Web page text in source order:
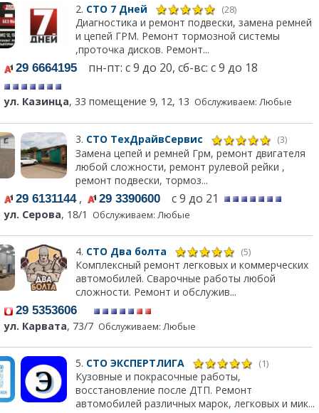
2. СТО 7 Дней (28)
Диагностика и ремонт подвески, замена ремней
и цепей ГРМ. Ремонт тормозной системы
,проточка дисков. Ремонт...
29 6664195 пн-пт: с 9 до 20, сб-вс: с 9 до 18
ул. Казинца, 33 помещение 9, 12, 13 Обслуживаем: Любые
3. СТО ТехДрайвСервис (3)
Замена цепей и ремней Грм, ремонт двигателя
любой сложности, ремонт рулевой рейки ,
ремонт подвески, тормоз...
29 6131144, 29 3390600 с 9 до 21
ул. Серова, 18/1 Обслуживаем: Любые
4. СТО Два болта (5)
Комплексный ремонт легковых и коммерческих
автомобилей. Сварочные работы любой
сложности. Ремонт и обслужив...
29 5353606
ул. Карвата, 73/7 Обслуживаем: Любые
5. СТО ЭКСПЕРТЛИГА (1)
Кузовные и покрасочные работы,
восстановление после ДТП. Ремонт
автомобилей различных марок, легковых и мик...